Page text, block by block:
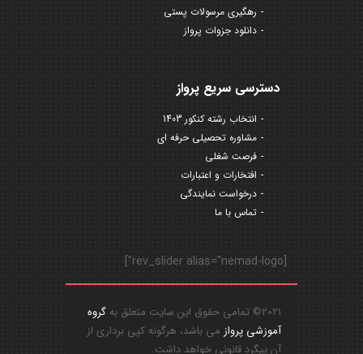
رهگیری مرسولات پستی
دانلود جزوات پرواز
دسترسی سریع پرواز
انتخاب رشته کنکور 1403
مشاوره تحصیلی حرفه ای
فرصت شغلی
افتخارات و اعتبارات
درخواست نمایندگی
تماس با ما
[rev_slider alias="nemad-logo"]
2021© تمامی حقوق این سایت متعلق به
گروه
آموزشی پرواز می باشد، هرگونه کپی برداری از
آن پیگرد قانونی خواهد داشت.